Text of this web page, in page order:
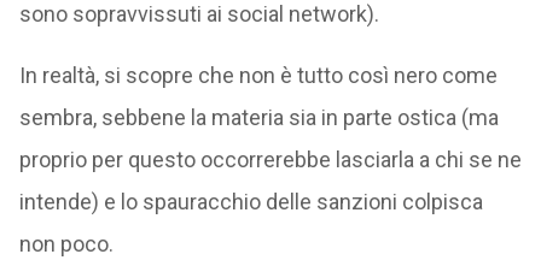
sono sopravvissuti ai social network).
In realtà, si scopre che non è tutto così nero come
sembra, sebbene la materia sia in parte ostica (ma
proprio per questo occorrerebbe lasciarla a chi se ne
intende) e lo spauracchio delle sanzioni colpisca
non poco.